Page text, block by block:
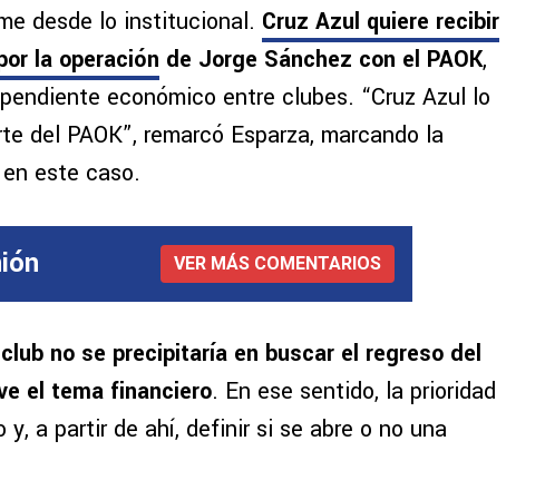
desde lo institucional. Cruz Azul quiere recibir
la operación de Jorge Sánchez con el PAOK,
económico entre clubes. “Cruz Azul lo
del PAOK”, remarcó Esparza, marcando la
este caso.
VER MÁS COMENTARIOS
no se precipitaría en buscar el regreso del
el tema financiero. En ese sentido, la prioridad
y, a partir de ahí, definir si se abre o no una